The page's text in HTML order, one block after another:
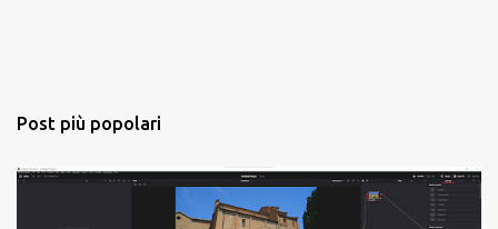
Post più popolari